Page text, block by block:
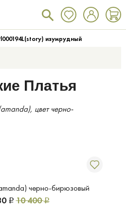
изумрудный
Платья
черно-бирюзовый
Р 10 400Р